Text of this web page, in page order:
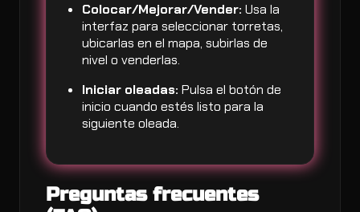
Colocar/Mejorar/Vender: Usa la
interfaz para seleccionar torretas,
ubicarlas en el mapa, subirlas de
nivel o venderlas.
Iniciar oleadas: Pulsa el botón de
inicio cuando estés listo para la
siguiente oleada.
Preguntas frecuentes